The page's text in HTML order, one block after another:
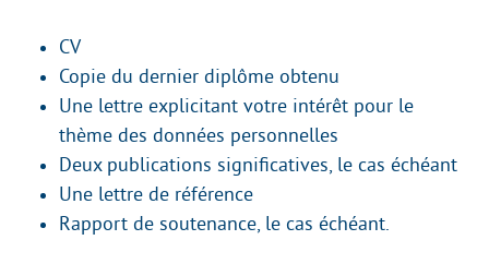
CV
Copie du dernier diplôme obtenu
Une lettre explicitant votre intérêt pour le
thème des données personnelles
Deux publications significatives, le cas échéant
Une lettre de référence
Rapport de soutenance, le cas échéant.